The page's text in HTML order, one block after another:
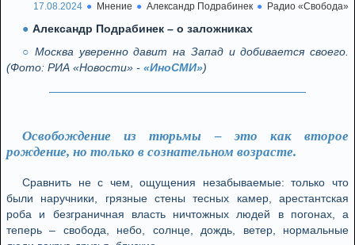
17.08.2024 Мнение Александр Подрабинек Радио «Свобода»
Александр Подрабинек – о заложниках
Москва уверенно давит на Запад и добивается своего.
(Фото: РИА «Новости» - «ИноСМИ»)
Освобождение из тюрьмы – это как второе
рождение, но только в сознательном возрасте.
Сравнить не с чем, ощущения незабываемые: только что
были наручники, грязные стены тесных камер, арестантская
роба и безграничная власть ничтожных людей в погонах, а
теперь – свобода, небо, солнце, дождь, ветер, нормальные